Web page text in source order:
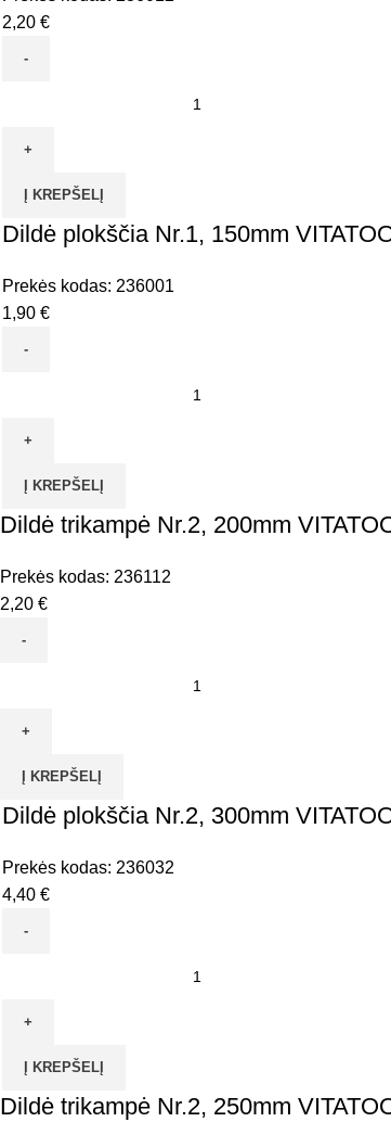
2,20 €
Dildė
Nr.2,
200mm
Į KREPŠELĮ
Dildė plokščia Nr.1, 150mm
Prekės kodas: 236001
1,90 €
Dildė
Nr.1,
150mm
Į KREPŠELĮ
Dildė trikampė Nr.2, 200mm
Prekės kodas: 236112
2,20 €
Dildė
Nr.2,
200mm
Į KREPŠELĮ
Dildė plokščia Nr.2, 300mm
Prekės kodas: 236032
4,40 €
Dildė
Nr.2,
300mm
Į KREPŠELĮ
Dildė trikampė Nr.2, 250mm